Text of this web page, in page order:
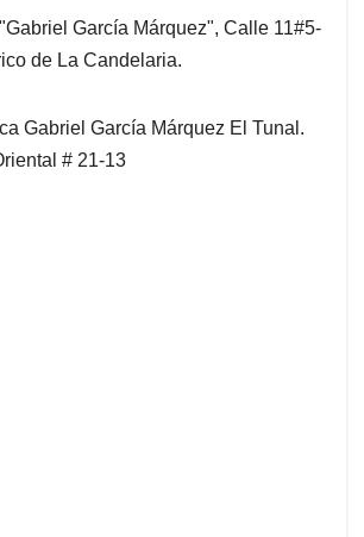
García Márquez", Calle 11#5-
de La Candelaria.
Gabriel García Márquez El Tunal.
# 21-13